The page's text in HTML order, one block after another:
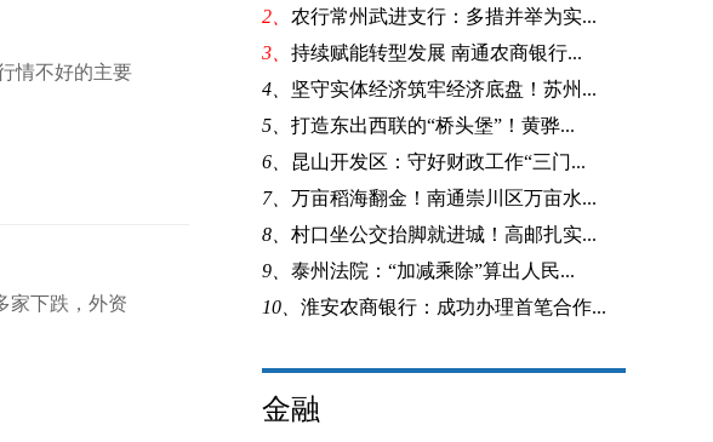
情不好的主要
家下跌，外资
2、 农行常州武进支行：多措并举为实...
3、 持续赋能转型发展 南通农商银行...
4、 坚守实体经济筑牢经济底盘！苏州...
5、 打造东出西联的“桥头堡”！黄骅...
6、 昆山开发区：守好财政工作“三门...
7、 万亩稻海翻金！南通崇川区万亩水...
8、 村口坐公交抬脚就进城！高邮扎实...
9、 泰州法院：“加减乘除”算出人民...
10、 淮安农商银行：成功办理首笔合作...
金融